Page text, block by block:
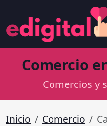
Comercio
Comercios y
Inicio Comercio